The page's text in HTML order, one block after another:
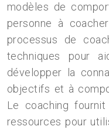
modèles de
personne à
processus de
techniques pour
développer la
objectifs et à
Le coaching fournit
ressources pour